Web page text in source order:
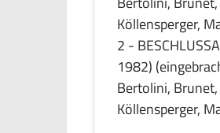
Köllensperger,
2 -
1982)
Bertolini, Brunet,
Köllensperger,